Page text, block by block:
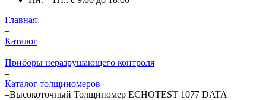
Главная
–
Каталог
–
Приборы неразрушающего контроля
–
Каталог толщиномеров
–Высокоточный Толщиномер ECHOTEST 1077 DATA